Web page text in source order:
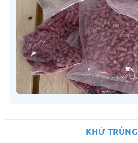
KHỬ TRÙNG